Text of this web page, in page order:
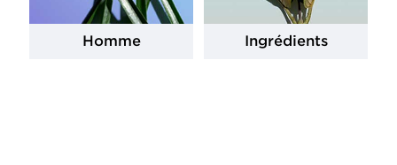
Homme Ingrédients